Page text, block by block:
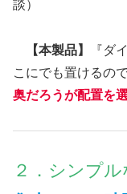
談）
【本製品】
『ダ
こにでも置けるので
奥だろうが配置を
２．シンプル